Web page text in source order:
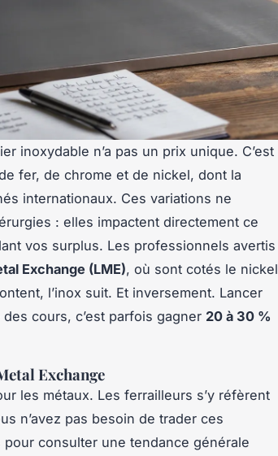
inoxydable n’a pas un prix unique. C’est
fer, de chrome et de nickel, dont la
internationaux. Ces variations ne
: elles impactent directement ce
vos surplus. Les professionnels avertis
Exchange (LME), où sont cotés le nickel
l’inox suit. Et inversement. Lancer
cours, c’est parfois gagner 20 à 30 %
Exchange
les métaux. Les ferrailleurs s’y réfèrent
n’avez pas besoin de trader ces
consulter une tendance générale